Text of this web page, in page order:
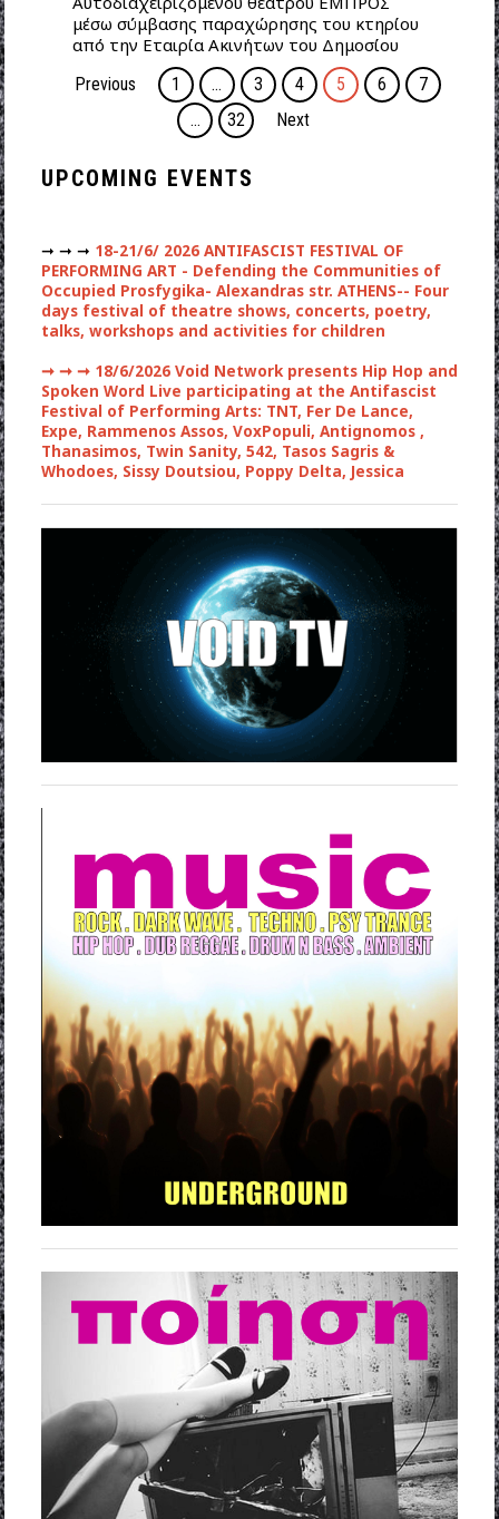
μέσω σύμβασης παραχώρησης του κτηρίου
από την Εταιρία Ακινήτων του Δημοσίου
Previous 1 … 3 4 5 6
7
…
32 Next
UPCOMING EVENTS
➞ ➞ ➞ 18-21/6/ 2026 ANTIFASCIST FESTIVAL OF
PERFORMING ART - Defending the Communities of
Occupied Prosfygika- Alexandras str. ATHENS-- Four
days festival of theatre shows, concerts, poetry,
talks, workshops and activities for children
➞ ➞ ➞18/6/2026 Void Network presents Hip Hop and
Spoken Word Live participating at the Antifascist
Festival of Performing Arts: TNT, Fer De Lance,
Expe, Rammenos Assos, VoxPopuli, Antignomos ,
Thanasimos, Twin Sanity, 542, Tasos Sagris &
Whodoes, Sissy Doutsiou, Poppy Delta, Jessica